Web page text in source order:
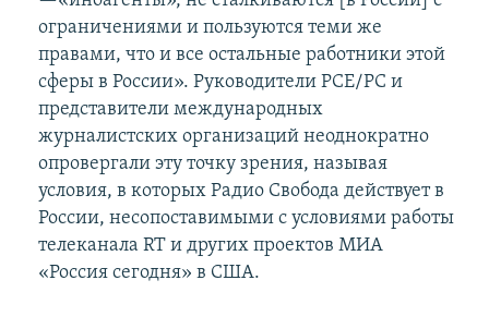
ограничениями и пользуются теми же
правами, что и все остальные работники этой
сферы в России». Руководители РСЕ/РС и
представители международных
журналистских организаций неоднократно
опровергали эту точку зрения, называя
условия, в которых Радио Свобода действует в
России, несопоставимыми с условиями работы
телеканала RT и других проектов МИА
«Россия сегодня» в США.